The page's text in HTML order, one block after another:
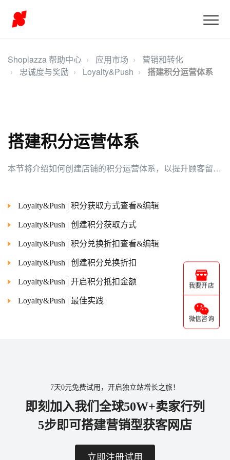
Shoplazza 帮助中心 应用市场
营销和转化
忠诚度与奖励
Loyalty&Push 搭建积分运营体系
搭建积分运营体系
本节将介绍如何创建店铺的积分运营体系，以提升顾客留存并支持店铺的长期发展。
Loyalty&Push | 积分获取方式查看&编辑
Loyalty&Push | 创建积分获取方式
Loyalty&Push | 积分兑换折扣查看&编辑
Loyalty&Push | 创建积分兑换折扣
Loyalty&Push | 开启积分抵扣金额
Loyalty&Push | 最佳实践
我要开店
微信咨询
7天0元免费试用，开启独立站增长之旅！
即刻加入我们全球50W+卖家行列
5步即可搭建营销型获客网店
立即注册试用